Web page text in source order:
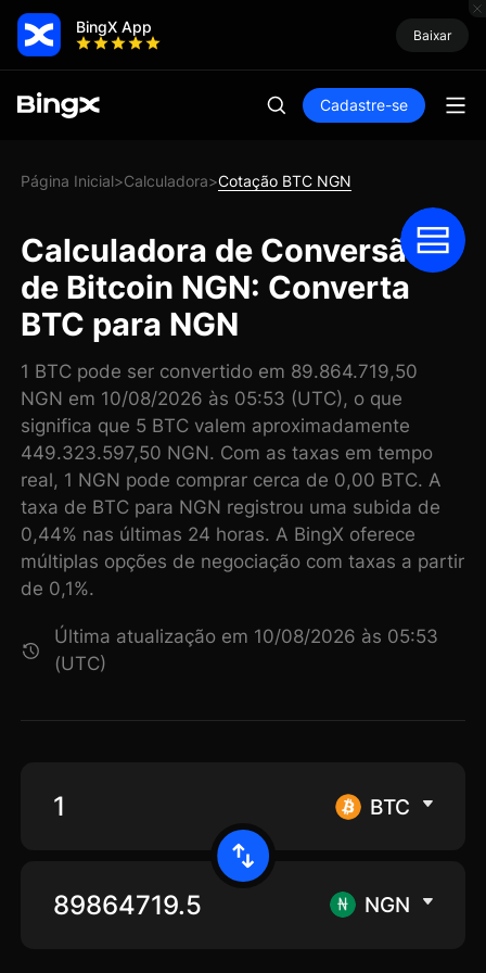
BingX App Baixar
Cadastre-se
Página Inicial>Calculadora>Cotação BTC NGN
Calculadora de Conversão
de Bitcoin NGN: Converta
BTC para NGN
1 BTC pode ser convertido em 89.864.719,50
NGN em 10/08/2026 às 05:53 (UTC), o que
significa que 5 BTC valem aproximadamente
449.323.597,50 NGN. Com as taxas em tempo
real, 1 NGN pode comprar cerca de 0,00 BTC. A
taxa de BTC para NGN registrou uma subida de
0,44% nas últimas 24 horas. A BingX oferece
múltiplas opções de negociação com taxas a partir
de 0,1%.
Última atualização em 10/08/2026 às 05:53
(UTC)
BTC
NGN